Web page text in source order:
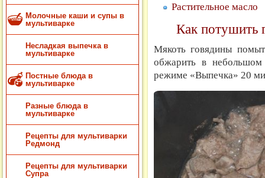
Молочные каши и супы в
мультиварке
Несладкая выпечка в
мультиварке
Постные блюда в
мультиварке
Разные блюда в
мультиварке
Рецепты для мультиварки
Редмонд
Рецепты для мультиварки
Супра
Растительное масло
Как потушить
Мякоть говядины
обжарить в небольшом
режиме «Выпечка» 20